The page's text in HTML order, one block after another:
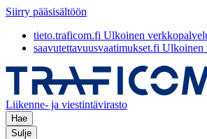
Siirry pääsisältöön
tieto.traficom.fi Ulkoinen
saavutettavuusvaatimukset.fi Ulkoinen
Liikenne- ja viestintävirasto
Hae
Sulje